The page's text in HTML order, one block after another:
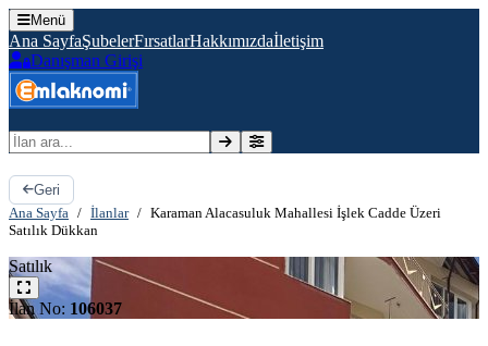
Menü
Ana SayfaŞubelerFırsatlarHakkımızdaİletişim
Danışman Girişi
İlan ara
Geri
Ana Sayfa / İlanlar / Karaman Alacasuluk Mahallesi İşlek Cadde Üzeri
Satılık Dükkan
Satılık
İlan No: 106037